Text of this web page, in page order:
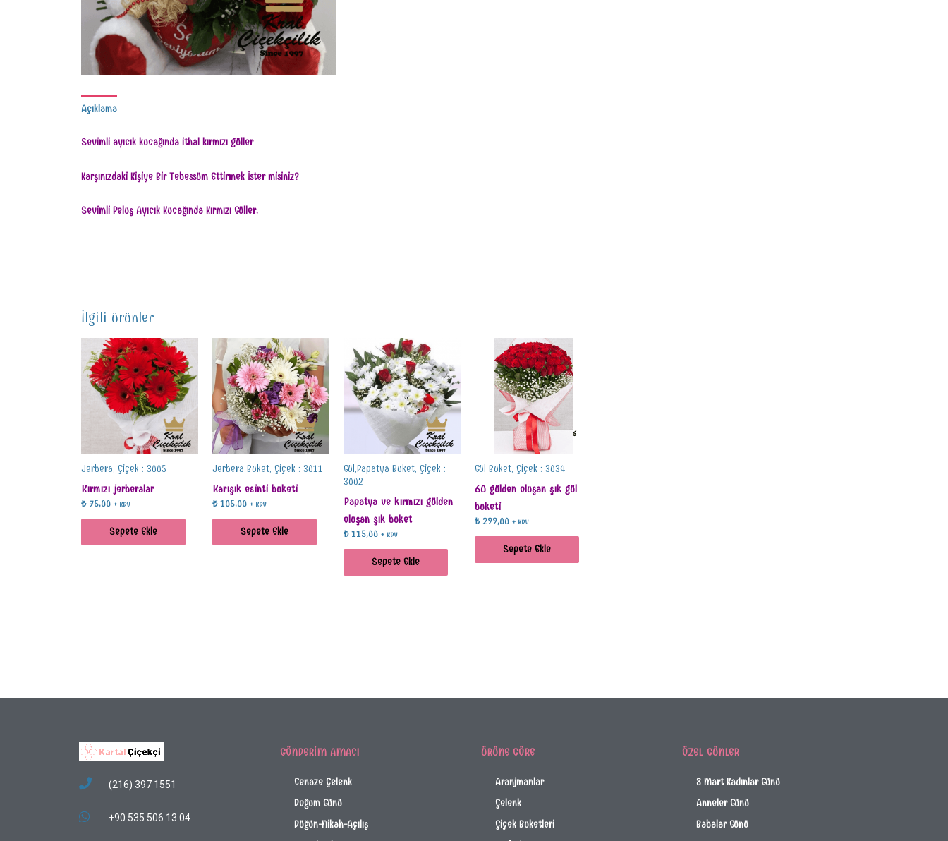
Açıklama
Sevimli ayıcık kucağında ithal kırmızı güller
Karşınızdaki Kişiye Bir Tebessüm Ettirmek İster misiniz?
Sevimli Peluş Ayıcık Kucağında Kırmızı Güller.
İlgili ürünler
Jerbera, Çiçek : 3005
Kırmızı jerberalar
₺75,00 + KDV
Sepete Ekle
Jerbera Buket, Çiçek : 3011
Karışık esinti buketi
₺105,00 + KDV
Sepete Ekle
Gül,Papatya Buket, Çiçek :
3002
Papatya ve kırmızı gülden
oluşan şık buket
₺115,00 + KDV
Sepete Ekle
Gül Buket, Çiçek : 3034
60 gülden oluşan şık gül
buketi
₺299,00 + KDV
Sepete Ekle
(216) 397 1551
+90 535 506 13 04
GÖNDERIM AMACI
Cenaze Çelenk
Doğum Günü
Düğün-Nikah-Açılış
ÜRÜNE GÖRE
Aranjmanlar
Çelenk
Çiçek Buketleri
ÖZEL GÜNLER
8 Mart Kadınlar Günü
Anneler Günü
Babalar Günü